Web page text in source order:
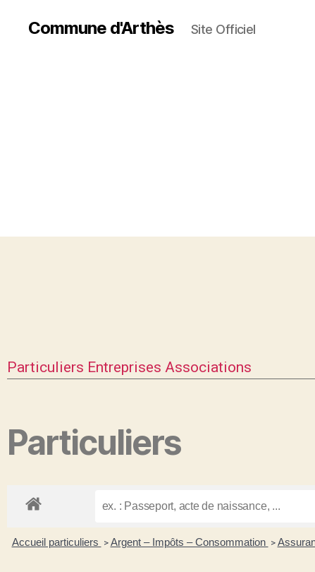
Commune d'Arthès Site Officiel
Particuliers Entreprises Associations
Particuliers
Accueil particuliers > Argent – Impôts – Consommation >